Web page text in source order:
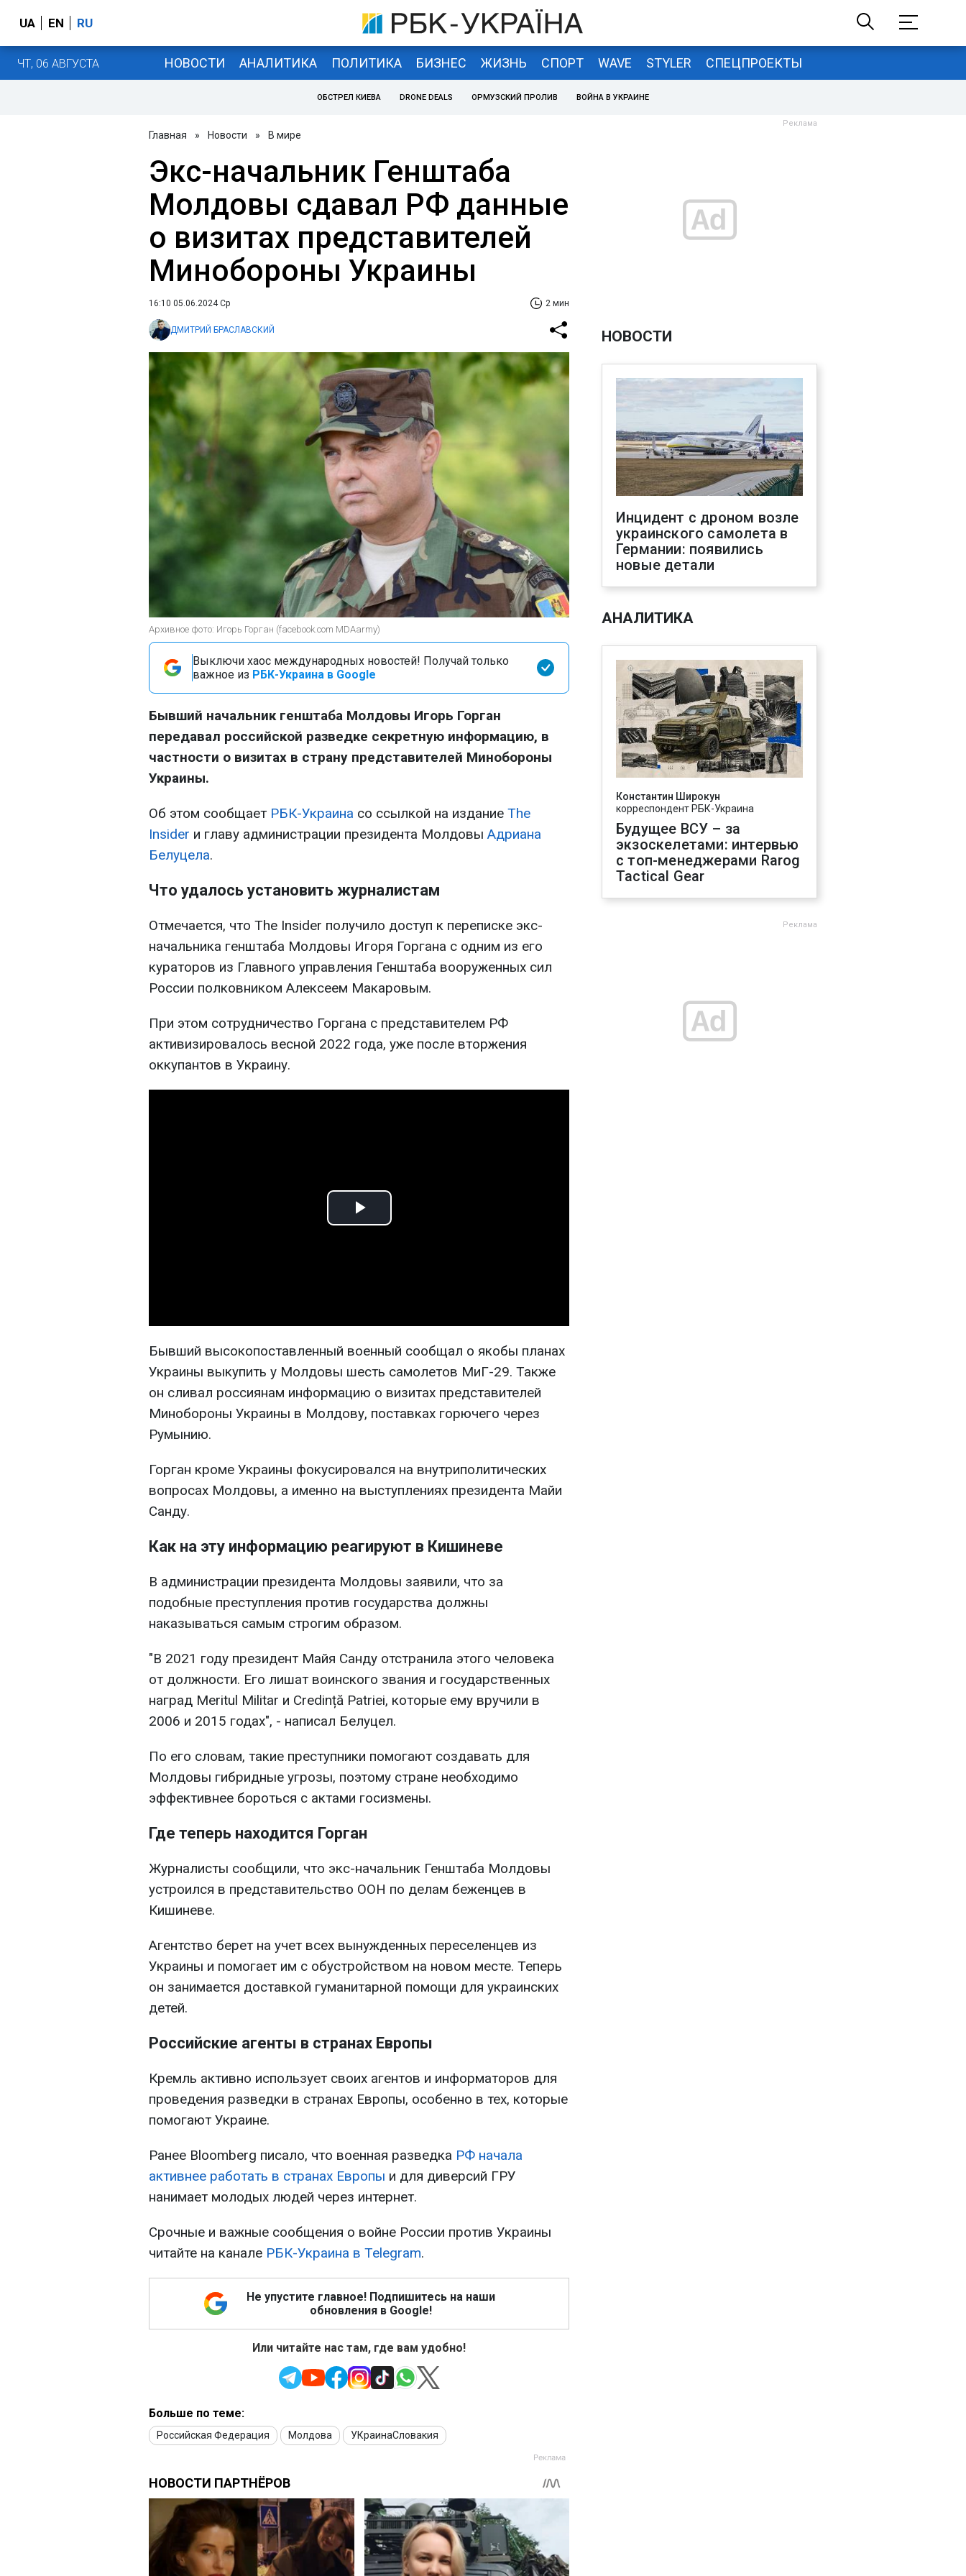
UA EN RU
ЧТ, 06 АВГУСТА НОВОСТИ АНАЛИТИКА ПОЛИТИКА БИЗНЕС ЖИЗНЬ СПОРТ WAVE STYLER СПЕЦПРОЕКТЫ
ОБСТРЕЛ КИЕВА DRONE DEALS ОРМУЗСКИЙ ПРОЛИВ ВОЙНА В УКРАИНЕ
Главная » Новости » В мире
Экс-начальник Генштаба
Молдовы сдавал РФ данные
о визитах представителей
Минобороны Украины
16:10 05.06.2024 Ср 2 мин
ДМИТРИЙ БРАСЛАВСКИЙ
Архивное фото: Игорь Горган (facebook.com MDAarmy)
Выключи хаос международных новостей! Получай только
важное из РБК-Украина в Google
Бывший начальник генштаба Молдовы Игорь Горган
передавал российской разведке секретную информацию, в
частности о визитах в страну представителей Минобороны
Украины.
Об этом сообщает РБК-Украина со ссылкой на издание The
Insider и главу администрации президента Молдовы Адриана
Белуцела.
Что удалось установить журналистам
Отмечается, что The Insider получило доступ к переписке экс-
начальника генштаба Молдовы Игоря Горгана с одним из его
кураторов из Главного управления Генштаба вооруженных сил
России полковником Алексеем Макаровым.
При этом сотрудничество Горгана с представителем РФ
активизировалось весной 2022 года, уже после вторжения
оккупантов в Украину.
Play
Бывший высокопоставленный военный сообщал о якобы планах
Украины выкупить у Молдовы шесть самолетов МиГ-29. Также
он сливал россиянам информацию о визитах представителей
Минобороны Украины в Молдову, поставках горючего через
Румынию.
Горган кроме Украины фокусировался на внутриполитических
вопросах Молдовы, а именно на выступлениях президента Майи
Санду.
Как на эту информацию реагируют в Кишиневе
В администрации президента Молдовы заявили, что за
подобные преступления против государства должны
наказываться самым строгим образом.
"В 2021 году президент Майя Санду отстранила этого человека
от должности. Его лишат воинского звания и государственных
наград Meritul Militar и Credință Patriei, которые ему вручили в
2006 и 2015 годах", - написал Белуцел.
По его словам, такие преступники помогают создавать для
Молдовы гибридные угрозы, поэтому стране необходимо
эффективнее бороться с актами госизмены.
Где теперь находится Горган
Журналисты сообщили, что экс-начальник Генштаба Молдовы
устроился в представительство ООН по делам беженцев в
Кишиневе.
Агентство берет на учет всех вынужденных переселенцев из
Украины и помогает им с обустройством на новом месте. Теперь
он занимается доставкой гуманитарной помощи для украинских
детей.
Российские агенты в странах Европы
Кремль активно использует своих агентов и информаторов для
проведения разведки в странах Европы, особенно в тех, которые
помогают Украине.
Ранее Bloomberg писало, что военная разведка РФ начала
активнее работать в странах Европы и для диверсий ГРУ
нанимает молодых людей через интернет.
Срочные и важные сообщения о войне России против Украины
читайте на канале РБК-Украина в Telegram.
Не упустите главное! Подпишитесь на наши
обновления в Google!
Или читайте нас там, где вам удобно!
Больше по теме:
Российская Федерация Молдова УКраинаСловакия
НОВОСТИ
Инцидент с дроном возле
украинского самолета в
Германии: появились
новые детали
АНАЛИТИКА
Константин Широкун
корреспондент РБК-Украина
Будущее ВСУ – за
экзоскелетами: интервью
с топ-менеджерами Rarog
Tactical Gear